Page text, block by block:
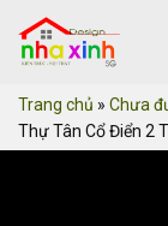
content
Trang chủ » Chưa
Thự Tân Cổ Điển 2